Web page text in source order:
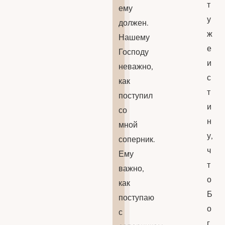
ему
должен.
Нашему
Господу
неважно,
как
поступил
со
мной
соперник.
Ему
важно,
как
поступаю
с
т
у
ж
е
и
с
т
и
н
у,
ч
т
о
Б
о